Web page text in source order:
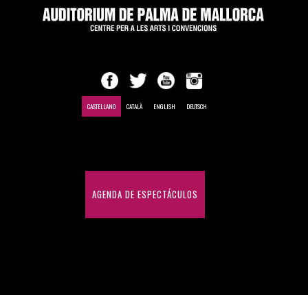
CASTELLANO CATALÀ ENGLISH DEUTSCH
AGENDA DE ESPECTÁCULOS